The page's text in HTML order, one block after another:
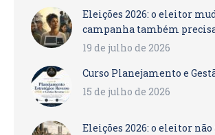
Eleições 2026: o eleitor
campanha também
19 de julho de 2026
Curso Planejamento e
15 de julho de 2026
Eleições 2026: o eleitor não